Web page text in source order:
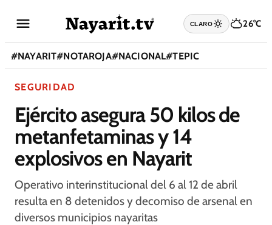
CLARO 26°C
#NAYARIT#NOTAROJA#NACIONAL#TEPIC
SEGURIDAD
Ejército asegura 50 kilos de
metanfetaminas y 14
explosivos en Nayarit
Operativo interinstitucional del 6 al 12 de abril
resulta en 8 detenidos y decomiso de arsenal en
diversos municipios nayaritas